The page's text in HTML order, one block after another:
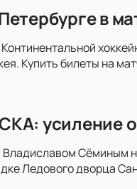
в
Купить билеты на
усиление
Сёминым
Ледового дворца